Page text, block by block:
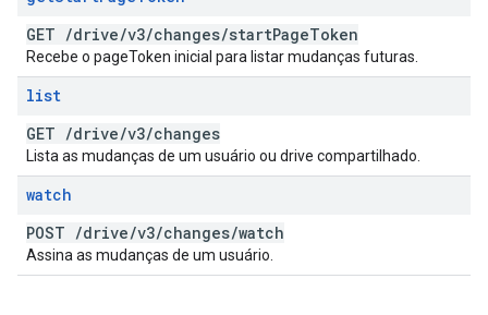
GET /drive/v3/changes/startPageToken
Recebe o pageToken inicial para listar mudanças futuras.
list
GET /drive/v3/changes
Lista as mudanças de um usuário ou drive compartilhado.
watch
POST /drive/v3/changes/watch
Assina as mudanças de um usuário.